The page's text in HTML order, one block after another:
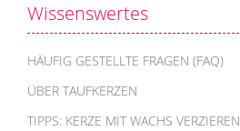
Wissenswertes
HÄUFIG GESTELLTE FRAGEN (FAQ)
ÜBER TAUFKERZEN
TIPPS: KERZE MIT WACHS VERZIEREN